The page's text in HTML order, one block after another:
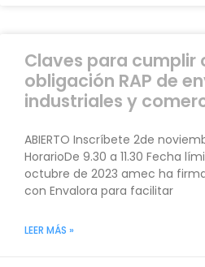
Claves para cumplir
obligación RAP de
industriales y
ABIERTO Inscríbete 2de
HorarioDe 9.30 a 11.30 Fecha
octubre de 2023 amec ha
con Envalora para facilitar
LEER MÁS »